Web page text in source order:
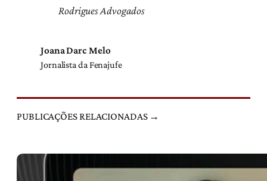
Rodrigues Advogados
Joana Darc Melo
Jornalista da Fenajufe
PUBLICAÇÕES RELACIONADAS →